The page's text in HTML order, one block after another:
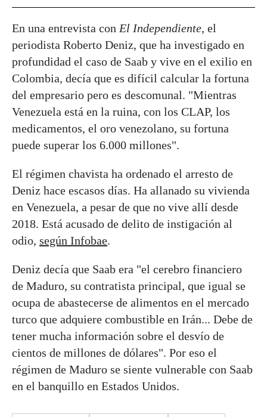
En una entrevista con El Independiente, el
periodista Roberto Deniz, que ha investigado en
profundidad el caso de Saab y vive en el exilio en
Colombia, decía que es difícil calcular la fortuna
del empresario pero es descomunal. "Mientras
Venezuela está en la ruina, con los CLAP, los
medicamentos, el oro venezolano, su fortuna
puede superar los 6.000 millones".
El régimen chavista ha ordenado el arresto de
Deniz hace escasos días. Ha allanado su vivienda
en Venezuela, a pesar de que no vive allí desde
2018. Está acusado de delito de instigación al
odio, según Infobae.
Deniz decía que Saab era "el cerebro financiero
de Maduro, su contratista principal, que igual se
ocupa de abastecerse de alimentos en el mercado
turco que adquiere combustible en Irán... Debe de
tener mucha información sobre el desvío de
cientos de millones de dólares". Por eso el
régimen de Maduro se siente vulnerable con Saab
en el banquillo en Estados Unidos.